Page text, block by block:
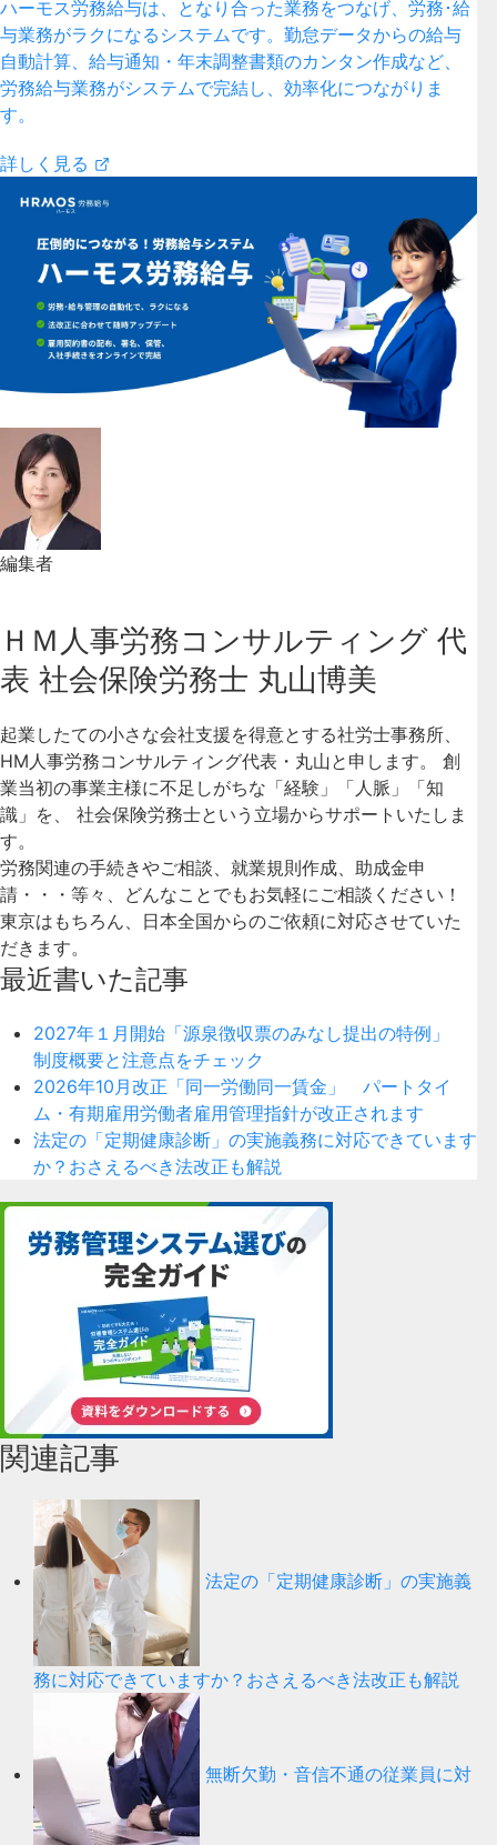
ハーモス労務給与は、となり合った業務をつなげ、労務･給
与業務がラクになるシステムです。勤怠データからの給与
自動計算、給与通知・年末調整書類のカンタン作成など、
労務給与業務がシステムで完結し、効率化につながりま
す。
詳しく見る
編集者
ＨＭ人事労務コンサルティング 代
表 社会保険労務士 丸山博美
起業したての小さな会社支援を得意とする社労士事務所、
HM人事労務コンサルティング代表・丸山と申します。 創
業当初の事業主様に不足しがちな「経験」「人脈」「知
識」を、 社会保険労務士という立場からサポートいたしま
す。
労務関連の手続きやご相談、就業規則作成、助成金申
請・・・等々、どんなことでもお気軽にご相談ください！
東京はもちろん、日本全国からのご依頼に対応させていた
だきます。
最近書いた記事
2027年１月開始「源泉徴収票のみなし提出の特例」
制度概要と注意点をチェック
2026年10月改正「同一労働同一賃金」 パートタイ
ム・有期雇用労働者雇用管理指針が改正されます
法定の「定期健康診断」の実施義務に対応できています
か？おさえるべき法改正も解説
関連記事
法定の「定期健康診断」の実施義
務に対応できていますか？おさえるべき法改正も解説
無断欠勤・音信不通の従業員に対